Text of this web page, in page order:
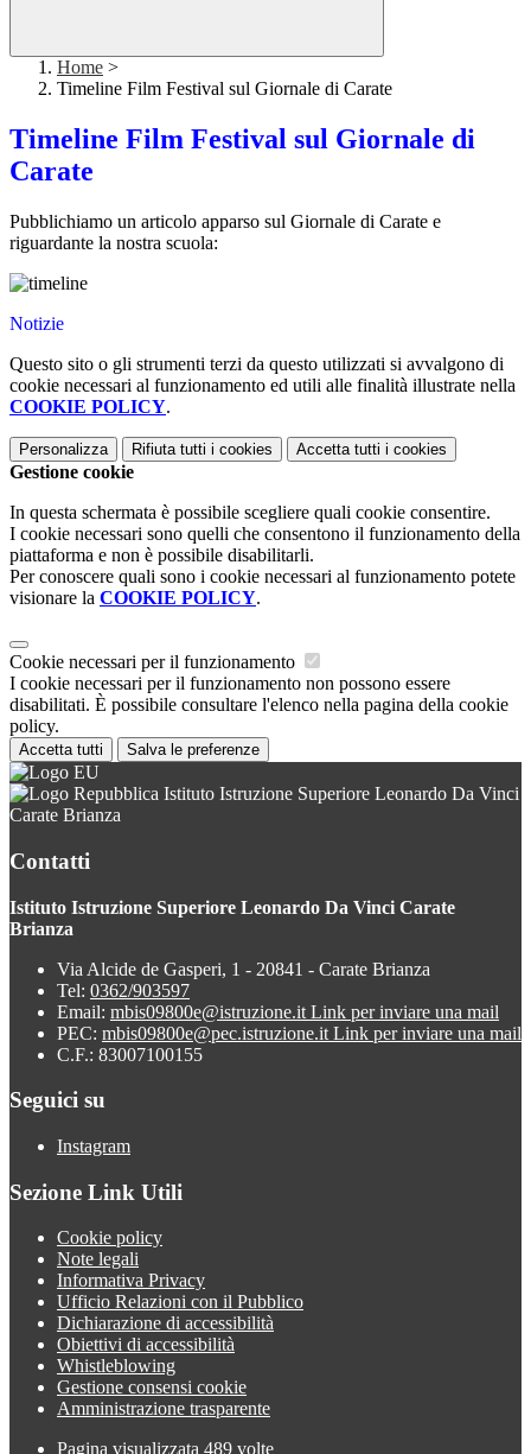
Home >
Timeline Film Festival sul Giornale di Carate
Timeline Film Festival sul Giornale di
Carate
Pubblichiamo un articolo apparso sul Giornale di Carate e
riguardante la nostra scuola:
Notizie
Questo sito o gli strumenti terzi da questo utilizzati si avvalgono di
cookie necessari al funzionamento ed utili alle finalità illustrate nella
COOKIE POLICY.
Personalizza Rifiuta tutti i cookies Accetta tutti i cookies
Gestione cookie
In questa schermata è possibile scegliere quali cookie consentire.
I cookie necessari sono quelli che consentono il funzionamento della
piattaforma e non è possibile disabilitarli.
Per conoscere quali sono i cookie necessari al funzionamento potete
visionare la COOKIE POLICY.
Cookie necessari per il funzionamento
I cookie necessari per il funzionamento non possono essere
disabilitati. È possibile consultare l'elenco nella pagina della cookie
policy.
Accetta tutti Salva le preferenze
Istituto Istruzione Superiore Leonardo Da Vinci
Carate Brianza
Contatti
Istituto Istruzione Superiore Leonardo Da Vinci Carate
Brianza
Via Alcide de Gasperi, 1 - 20841 - Carate Brianza
Tel: 0362/903597
Email: mbis09800e@istruzione.it Link per inviare una mail
PEC: mbis09800e@pec.istruzione.it Link per inviare una mail
C.F.: 83007100155
Seguici su
Instagram
Sezione Link Utili
Cookie policy
Note legali
Informativa Privacy
Ufficio Relazioni con il Pubblico
Dichiarazione di accessibilità
Obiettivi di accessibilità
Whistleblowing
Gestione consensi cookie
Amministrazione trasparente
Pagina visualizzata 489 volte